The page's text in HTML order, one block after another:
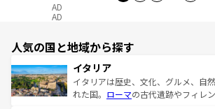
AD
AD
人気の国と地域から探す
イタリア
イタリアは歴史、文化、グルメ、自
れた国。 ローマの古代遺跡やフィレ